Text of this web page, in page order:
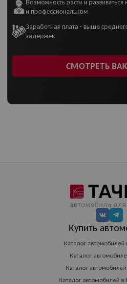
Возможность расти и развиваться
и профессиональном
Заработная плата - выше
задержек
СМОТРЕТЬ
Купить
Каталог автомобилей
Каталог
Каталог автомобилей
Каталог автомобилей в